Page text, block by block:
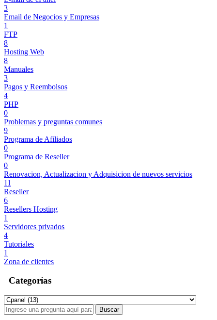
3
Email de Negocios y Empresas
1
FTP
8
Hosting Web
8
Manuales
3
Pagos y Reembolsos
4
PHP
0
Problemas y preguntas comunes
9
Programa de Afiliados
0
Programa de Reseller
0
Renovacion, Actualizacion y Adquisicion de nuevos servicios
11
Reseller
6
Resellers Hosting
1
Servidores privados
4
Tutoriales
1
Zona de clientes
Categorías